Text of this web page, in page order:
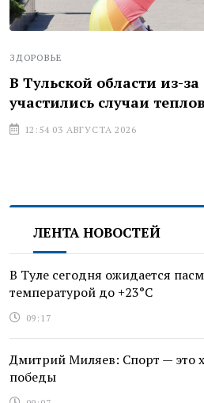
ЗДОРОВЬЕ
В Тульской области из-
участились случаи
12:54 03 АВГУСТА 2026
ЛЕНТА НОВОСТЕЙ
В Туле сегодня ожидается
температурой до +23°С
09:17
Дмитрий Миляев: Спорт — это
победы